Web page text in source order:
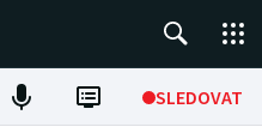
SLEDOVAT